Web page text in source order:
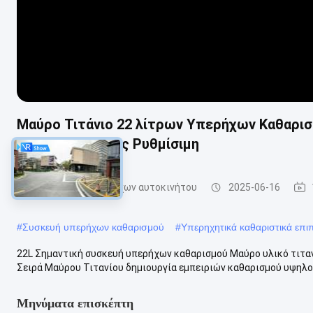
Μαύρο Τιτάνιο 22 λίτρων Υπερήχων
Πολυσυχνότητας Ρυθμίσιμη
Καθαριστικό υπερήχων αυτοκινήτου 2025-06-16
#Συσκευή υπερήχων καθαρισμού #Υπερηχητικά καθαριστικά
22L Σημαντική συσκευή υπερήχων καθαρισμού Μαύρο υλικό
Σειρά Μαύρου Τιτανίου δημιουργία εμπειριών καθαρισμού
Μηνύματα επισκέπτη